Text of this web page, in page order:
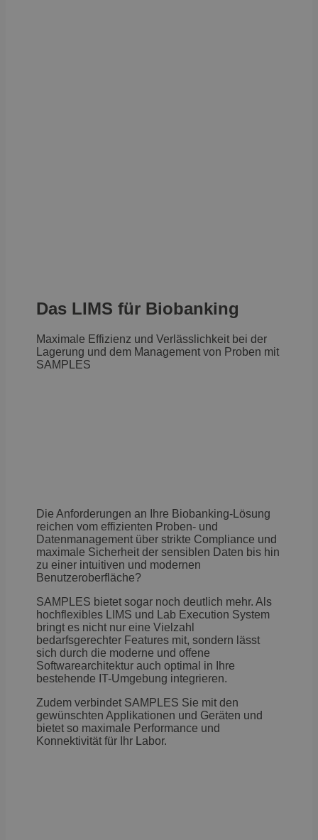
Das LIMS für Biobanking
Maximale Effizienz und Verlässlichkeit bei der
Lagerung und dem Management von Proben mit
SAMPLES
Die Anforderungen an Ihre Biobanking-Lösung
reichen vom effizienten Proben- und
Datenmanagement über strikte Compliance und
maximale Sicherheit der sensiblen Daten bis hin
zu einer intuitiven und modernen
Benutzeroberfläche?
SAMPLES bietet sogar noch deutlich mehr. Als
hochflexibles LIMS und Lab Execution System
bringt es nicht nur eine Vielzahl
bedarfsgerechter Features mit, sondern lässt
sich durch die moderne und offene
Softwarearchitektur auch optimal in Ihre
bestehende IT-Umgebung integrieren.
Zudem verbindet SAMPLES Sie mit den
gewünschten Applikationen und Geräten und
bietet so maximale Performance und
Konnektivität für Ihr Labor.